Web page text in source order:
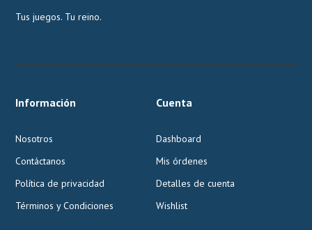
Tus juegos. Tu reino.
Información
Nosotros
Contáctanos
Política de privacidad
Términos y Condiciones
Cuenta
Dashboard
Mis órdenes
Detalles de cuenta
Wishlist